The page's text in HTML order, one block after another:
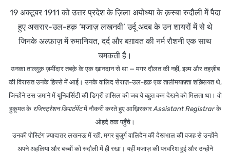
19 अक्टूबर 1911 को उत्तर प्रदेश के ज़िला अयोध्या के क़स्बा रुदौली में पैदा
हुए असरार-उल-हक़ ‘मजाज़ लखनवी’ उर्दू अदब के उन शायरों में से थे
जिनके अल्फ़ाज़ में रुमानियत, दर्द और बग़ावत की नर्म रौशनी एक साथ
चमकती है।
उनका ताल्लुक़ ज़मींदार तबक़े के एक ख़ानदान से था — मगर दौलत की नहीं, इल्म और तहज़ीब
की विरासत उनके हिस्से में आई। उनके वालिदसेराज़-उल-हक़एक तालीमयाफ़्ता शख़्सियत थे,
जिन्होंने उस ज़माने में यूनिवर्सिटी की डिग्री हासिल की जब ये बहुत कम देखने को मिलता था। वो
हुकूमत के रजिस्ट्रेशन डिपार्टमेंटमें नौकरी करते हुए आख़िरकारAssistant Registrarके
ओहदे तक पहुँचे।
उनकी पोस्टिंग ज़्यादातरलखनऊमें रही, मगर बुज़ुर्ग वालिदैन की देखभाल की वजह से उन्होंने
अपने अहलिया और बच्चों को रुदौली में ही रखा। यहींमजाज़ की परवरिशहुई और उन्होंने